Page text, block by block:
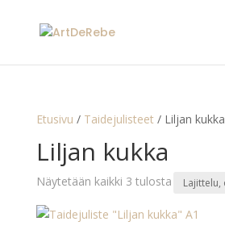
Etusivu / Taidejulisteet / Liljan kukka
Liljan kukka
Näytetään kaikki 3 tulosta